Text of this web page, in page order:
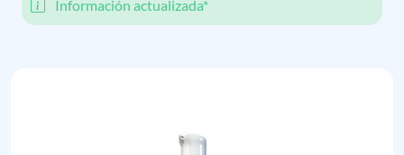
Información actualizada*